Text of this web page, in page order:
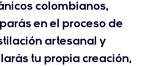
colombianos,
en el proceso de
artesanal y
tu propia creación,